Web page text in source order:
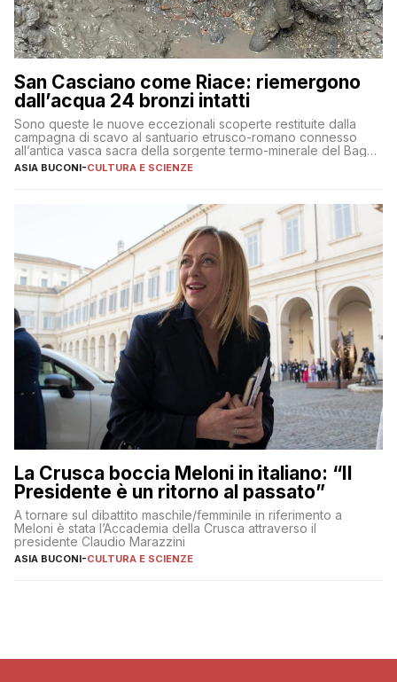
San Casciano come Riace: riemergono
dall’acqua 24 bronzi intatti
Sono queste le nuove eccezionali scoperte restituite dalla
campagna di scavo al santuario etrusco-romano connesso
all’antica vasca sacra della sorgente termo-minerale del Bagno
Grande
ASIA BUCONI-CULTURA E SCIENZE
La Crusca boccia Meloni in italiano: “Il
Presidente è un ritorno al passato”
A tornare sul dibattito maschile/femminile in riferimento a
Meloni è stata l’Accademia della Crusca attraverso il
presidente Claudio Marazzini
ASIA BUCONI-CULTURA E SCIENZE